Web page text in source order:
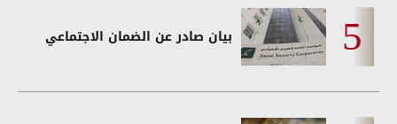
بيان صادر عن الضمان الاجتماعي